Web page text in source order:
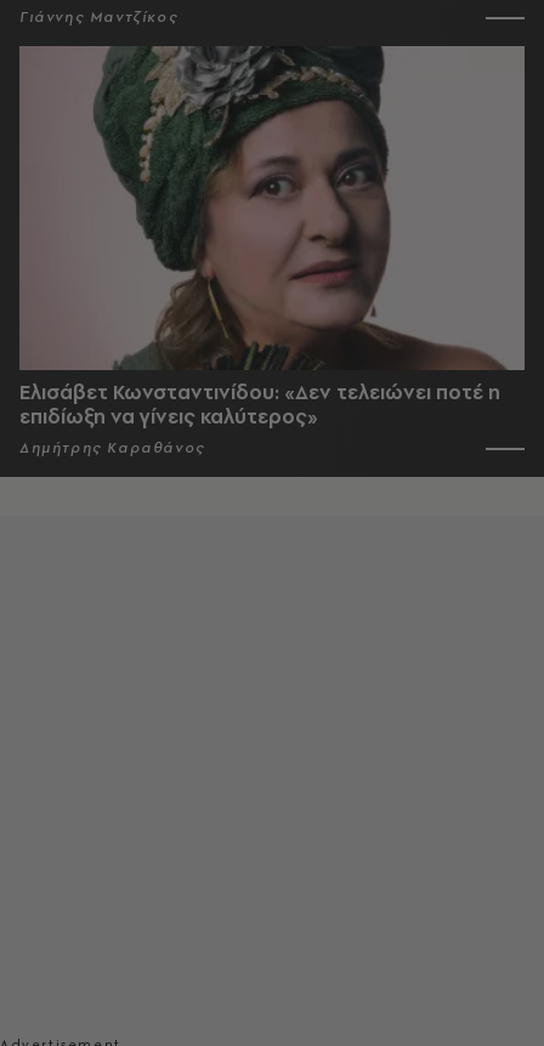
Γιάννης Μαντζίκος
Ελισάβετ Κωνσταντινίδου: «Δεν τελειώνει ποτέ η
επιδίωξη να γίνεις καλύτερος»
Δημήτρης Καραθάνος